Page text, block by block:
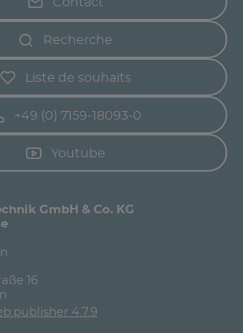
Contact
Recherche
Liste de souhaits
+49 (0) 7159-18093-0
Youtube
GmbH & Co. KG
16
4.7.9